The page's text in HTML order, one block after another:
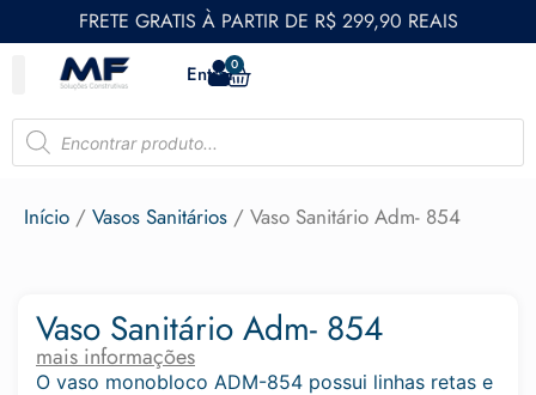
FRETE GRATIS À PARTIR DE R$ 299,90 REAIS
Entrar0
Início / Vasos Sanitários / Vaso Sanitário Adm- 854
Vaso Sanitário Adm- 854
mais informações
O vaso monobloco ADM-854 possui linhas retas e